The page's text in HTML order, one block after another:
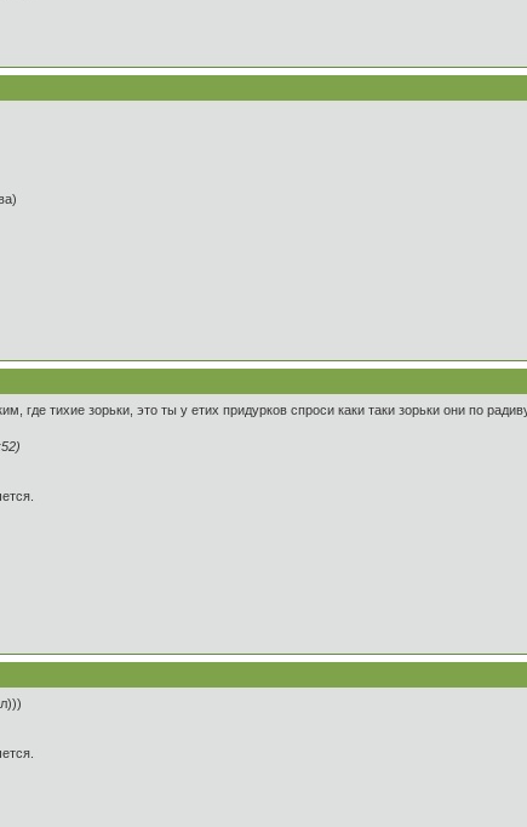
где тихие зорьки, это ты у етих придурков спроси каки таки зорьки они по